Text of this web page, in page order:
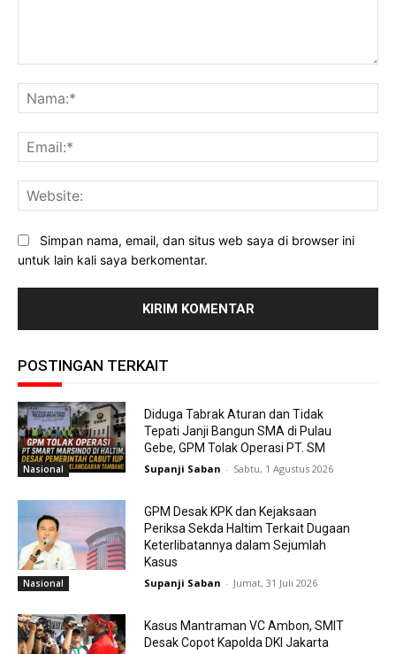
Simpan nama, email, dan situs web saya di browser ini
untuk lain kali saya berkomentar.
POSTINGAN TERKAIT
Nasional
Diduga Tabrak Aturan dan Tidak
Tepati Janji Bangun SMA di Pulau
Gebe, GPM Tolak Operasi PT. SM
Supanji Saban - Sabtu, 1 Agustus 2026
Nasional
GPM Desak KPK dan Kejaksaan
Periksa Sekda Haltim Terkait Dugaan
Keterlibatannya dalam Sejumlah
Kasus
Supanji Saban - Jumat, 31 Juli 2026
Kasus Mantraman VC Ambon, SMIT
Desak Copot Kapolda DKI Jakarta